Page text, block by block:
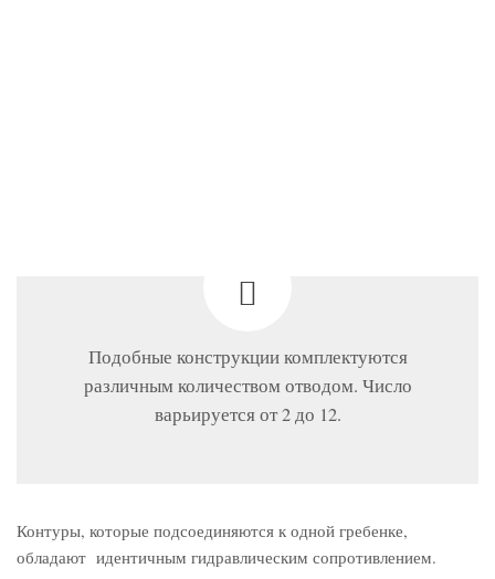
Подобные конструкции комплектуются
различным количеством отводом. Число
варьируется от 2 до 12.
Контуры, которые подсоединяются к одной гребенке,
обладают идентичным гидравлическим сопротивлением.